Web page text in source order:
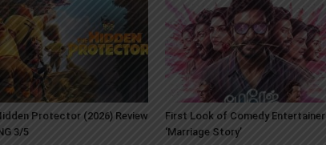
Protector (2026) Review
3/5
First Look of Comedy Entertainer
‘Marriage Story’